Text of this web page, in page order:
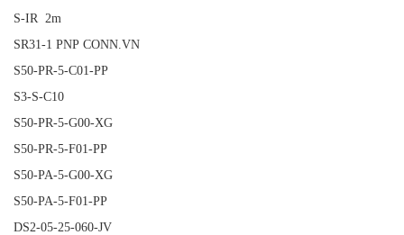
S-IR 2m
SR31-1 PNP CONN.VN
S50-PR-5-C01-PP
S3-S-C10
S50-PR-5-G00-XG
S50-PR-5-F01-PP
S50-PA-5-G00-XG
S50-PA-5-F01-PP
DS2-05-25-060-JV